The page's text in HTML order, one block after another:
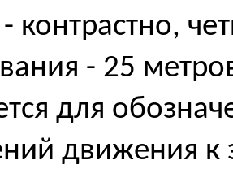
контрастно,
- 25
для
движения